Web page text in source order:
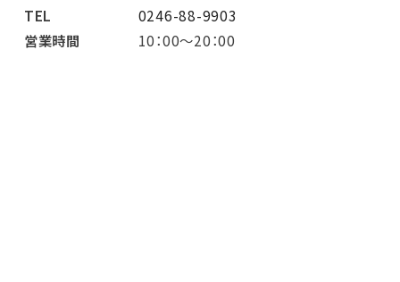
TEL
0246-88-9903
営業時間
10：00～20：00